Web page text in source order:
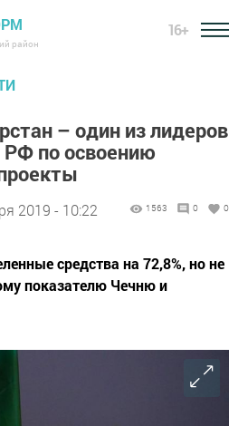
район
16+
– один из лидеров
РФ по освоению
2019 - 10:22 1563 0 0
средства на 72,8%, но не
показателю Чечню и